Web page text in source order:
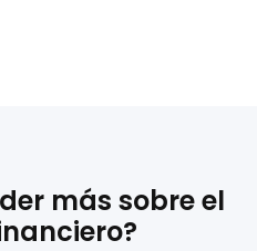
más sobre el